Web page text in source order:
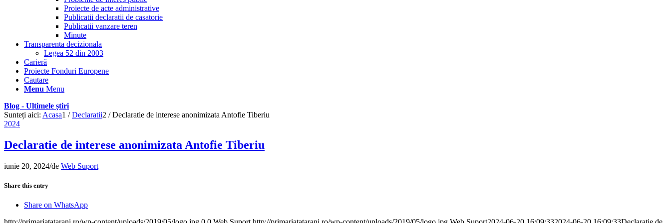
Proiecte de acte administrative
Publicatii declaratii de casatorie
Publicatii vanzare teren
Minute
Transparenta decizionala
Legea 52 din 2003
Carieră
Proiecte Fonduri Europene
Cautare
Menu Menu
Blog - Ultimele știri
Sunteți aici: Acasa1 / Declaratii2 / Declaratie de interese anonimizata Antofie Tiberiu
2024
Declaratie de interese anonimizata Antofie Tiberiu
iunie 20, 2024/de Web Suport
Share this entry
Share on WhatsApp